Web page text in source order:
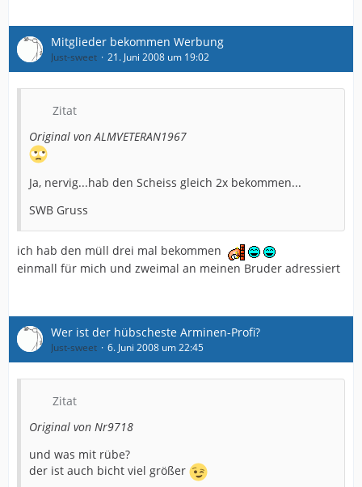
Mitglieder bekommen Werbung
Just-sweet 21. Juni 2008 um 19:02
Zitat
Original von ALMVETERAN1967
Ja, nervig...hab den Scheiss gleich 2x bekommen...
SWB Gruss
ich hab den müll drei mal bekommen
einmall für mich und zweimal an meinen Bruder adressiert
Wer ist der hübscheste Arminen-Profi?
Just-sweet 6. Juni 2008 um 22:45
Zitat
Original von Nr9718
und was mit rübe?
der ist auch bicht viel größer